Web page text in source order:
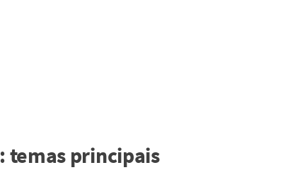
: temas principais